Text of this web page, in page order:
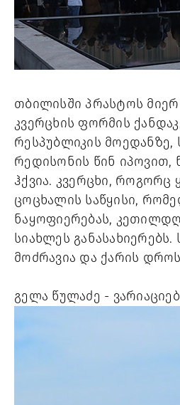
თბილისში პრასტოს
კვერცხის ფორმის
რესპუბლიკის მოედანზე,
რედისონის წინ იპოვით,
ჰქვია. კვერცხი, როგორც
ცოცხალის საწყისი,
ნაყოფიერებას,
სიახლეს
მოძრავია და ქარის
გელა წულაძე -